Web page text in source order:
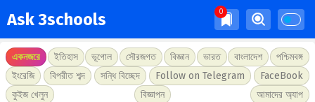
Ask 3schools
একনজরে ইতিহাস ভূগোল সৌরজগত বিজ্ঞান ভারত বাংলাদেশ
পশ্চিমবঙ্গ
ইংরেজি
বিপরীত শব্দ সন্ধি বিচ্ছেদ Follow on Telegram
FaceBook
কুইজ খেলুন
বিজ্ঞাপন আমাদের অ্যাপ